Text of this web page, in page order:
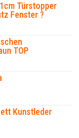
Türstopper
Fenster ?
TOP
Kunstleder